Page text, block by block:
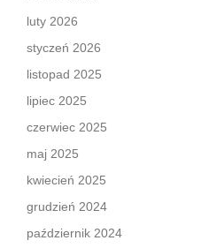
luty 2026
styczeń 2026
listopad 2025
lipiec 2025
czerwiec 2025
maj 2025
kwiecień 2025
grudzień 2024
październik 2024